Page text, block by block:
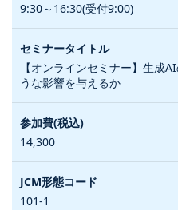
9:30～16:30(受付9:00)
【オンラインセミナー】生成
うな影響を与えるか
14,300
101-1